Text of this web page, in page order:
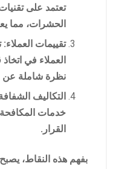
تعتمد على
الحشرات، مما
تقييمات
العملاء في
نظرة شاملة عن
التكاليف
خدمات
القرار.
بفهم هذه النقاط،